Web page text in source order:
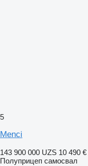
5
Menci
143 900 000 UZS 10 490 €
Полуприцеп самосвал